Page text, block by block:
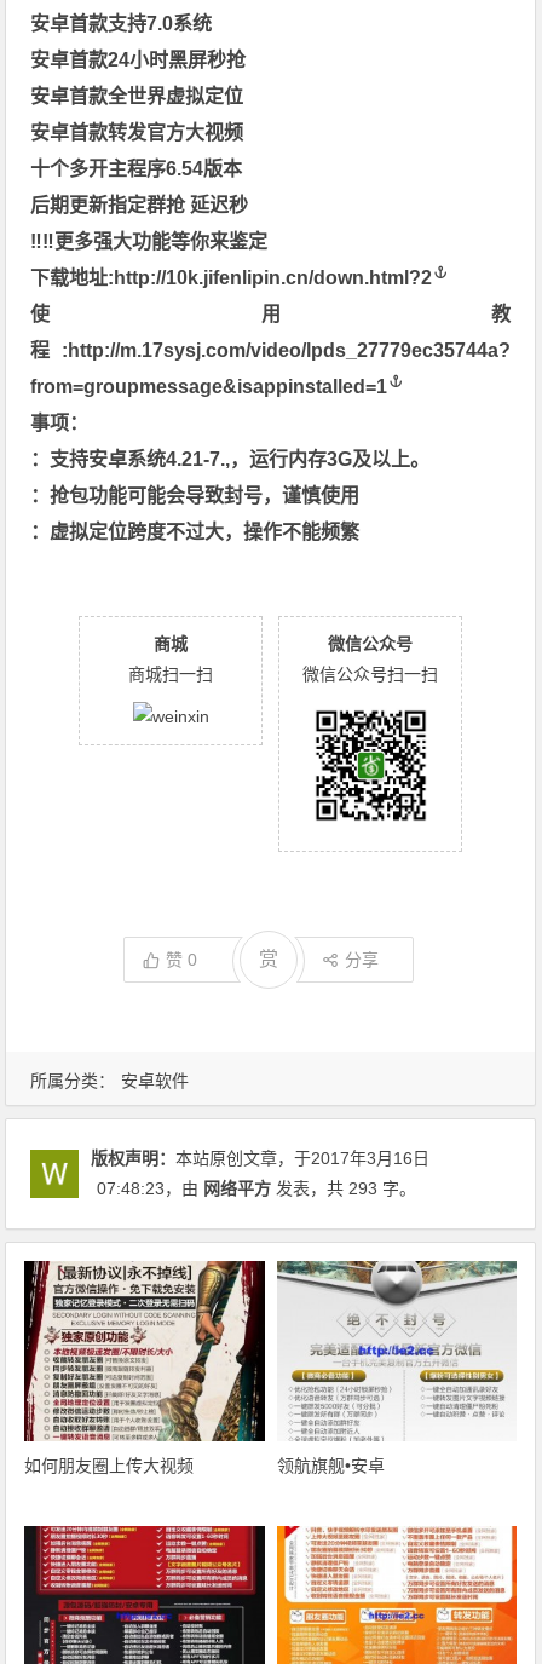
所属分类： 安卓软件
安卓首款支持7.0系统
安卓首款24小时黑屏秒抢
安卓首款全世界虚拟定位
安卓首款转发官方大视频
十个多开主程序6.54版本
后期更新指定群抢 延迟秒
‼️‼️更多强大功能等你来鉴定
下载地址: http://10k.jifenlipin.cn/down.html?2
使用教
程: http://m.17sysj.com/video/lpds_27779ec35744a?
from=groupmessage&isappinstalled=1
事项：
：支持安卓系统4.21-7.,，运行内存3G及以上。
：抢包功能可能会导致封号，谨慎使用
：虚拟定位跨度不过大，操作不能频繁
商城
商城扫一扫
微信公众号
微信公众号扫一扫
赞0 赏 分享
版权声明：本站原创文章，于2017年3月16日
07:48:23，由 网络平方 发表，共 293 字。
如何朋友圈上传大视频 领航旗舰•安卓